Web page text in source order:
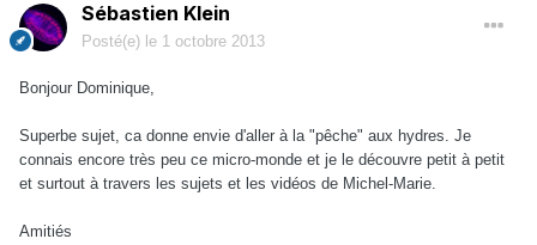
Sébastien Klein
Posté(e) le 1 octobre 2013
Bonjour Dominique,
Superbe sujet, ca donne envie d'aller à la "pêche" aux hydres. Je
connais encore très peu ce micro-monde et je le découvre petit à petit
et surtout à travers les sujets et les vidéos de Michel-Marie.
Amitiés